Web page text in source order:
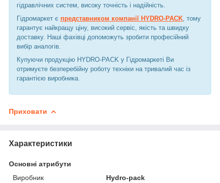
гідравлічних систем, високу точність і надійність.
Гідромаркет є представником компанії HYDRO-PACK , тому
гарантує найкращу ціну, високий сервіс, якість та швидку
доставку. Наші фахівці допоможуть зробити професійний
вибір аналогів.
Купуючи продукцію HYDRO-PACK у Гідромаркеті Ви
отримуєте безперебійну роботу техніки на тривалий час із
гарантією виробника.
Приховати
Характеристики
Основні атрибути
Виробник
Hydro-pack